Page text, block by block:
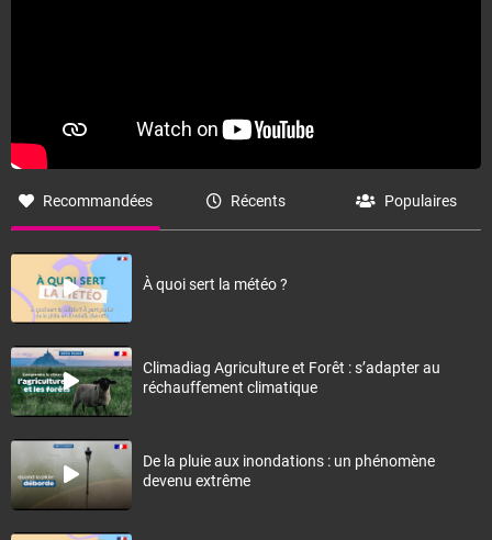
Recommandées Récents Populaires
À quoi sert la météo ?
Climadiag Agriculture et Forêt : s’adapter au
réchauffement climatique
De la pluie aux inondations : un phénomène
devenu extrême